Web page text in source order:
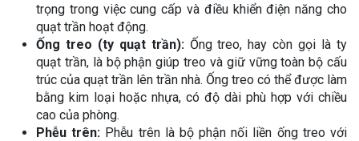
trọng trong việc cung cấp và điều khiển điện năng cho
quạt trần hoạt động.
Ống treo (ty quạt trần): Ống treo, hay còn gọi là ty
quạt trần, là bộ phận giúp treo và giữ vững toàn bộ cấu
trúc của quạt trần lên trần nhà. Ống treo có thể được làm
bằng kim loại hoặc nhựa, có độ dài phù hợp với chiều
cao của phòng.
Phễu trên: Phễu trên là bộ phận nối liền ống treo với